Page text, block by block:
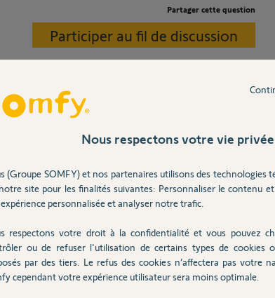
Partager cette question
Participer au fil de discussion
dans le courant de la semaine.
par votre installateur sur une adresse email
je vais transférer ce TaHoma sur
Nous respectons votre vie privée
(Groupe SOMFY) et nos partenaires utilisons des technologies
site pour les finalités suivantes: Personnaliser le contenu
personnalisée et analyser notre trafic.
respectons votre droit à la confidentialité et vous pouvez
ou de refuser l'utilisation de certains types de cookies
par des tiers. Le refus des cookies n’affectera pas votre
cependant votre expérience utilisateur sera moins optimale.